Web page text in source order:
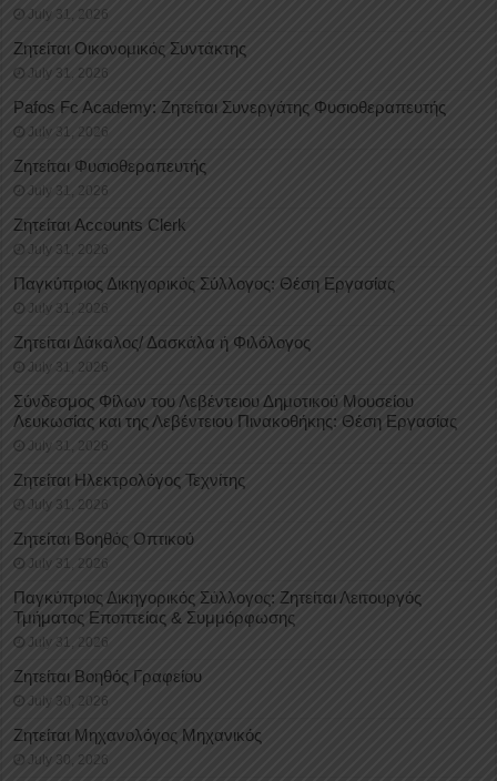
July 31, 2026
Ζητείται Οικονομικός Συντάκτης
July 31, 2026
Pafos Fc Academy: Ζητείται Συνεργάτης Φυσιοθεραπευτής
July 31, 2026
Ζητείται Φυσιοθεραπευτής
July 31, 2026
Ζητείται Accounts Clerk
July 31, 2026
Παγκύπριος Δικηγορικός Σύλλογος: Θέση Εργασίας
July 31, 2026
Ζητείται Δάκαλος/ Δασκάλα ή Φιλόλογος
July 31, 2026
Σύνδεσμος Φίλων του Λεβέντειου Δημοτικού Μουσείου
Λευκωσίας και της Λεβέντειου Πινακοθήκης: Θέση Εργασίας
July 31, 2026
Ζητείται Ηλεκτρολόγος Τεχνίτης
July 31, 2026
Ζητείται Βοηθός Οπτικού
July 31, 2026
Παγκύπριος Δικηγορικός Σύλλογος: Ζητείται Λειτουργός
Τμήματος Εποπτείας & Συμμόρφωσης
July 31, 2026
Ζητείται Βοηθός Γραφείου
July 30, 2026
Ζητείται Μηχανολόγος Μηχανικός
July 30, 2026